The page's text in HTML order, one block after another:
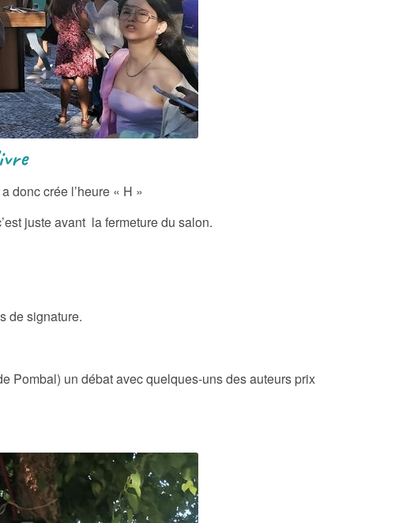
donc crée l’heure « H »
juste avant la fermeture du salon.
de signature.
Pombal) un débat avec quelques-uns des auteurs prix